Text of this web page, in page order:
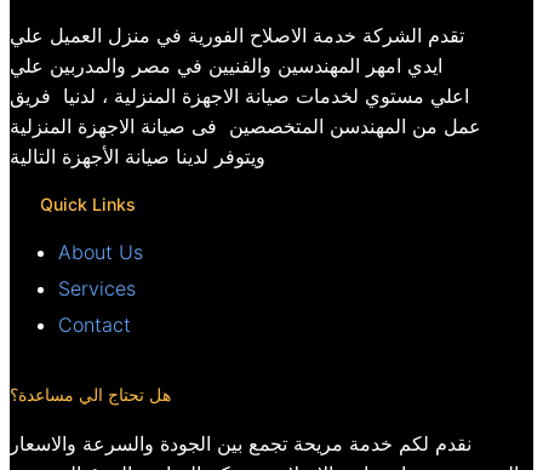
تقدم الشركة خدمة الاصلاح الفورية في منزل العميل علي
ايدي امهر المهندسين والفنيين في مصر والمدربين علي
اعلي مستوي لخدمات صيانة الاجهزة المنزلية ، لدنيا فريق
عمل من المهندسن المتخصصين فى صيانة الاجهزة المنزلية
ويتوفر لدينا صيانة الأجهزة التالية
Quick Links
About Us
Services
Contact
هل تحتاج الي مساعدة؟
نقدم لكم خدمة مريحة تجمع بين الجودة والسرعة والاسعار